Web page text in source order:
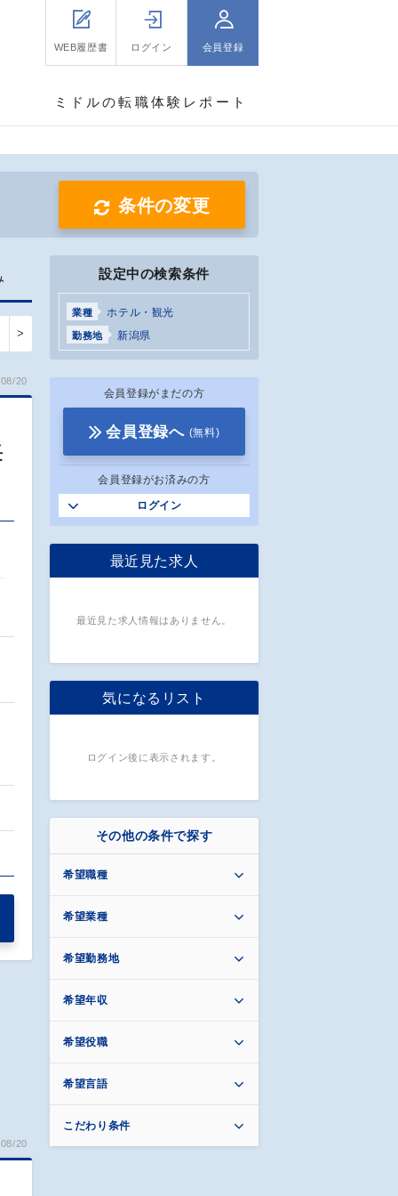
WEB履歴書 ログイン 会員登録
ミドルの転職体験レポート
条件の変更
>
20
20
設定中の検索条件
業種 ホテル・観光
勤務地 新潟県
会員登録がまだの方
会員登録へ (無料)
会員登録がお済みの方
ログイン
最近見た求人
最近見た求人情報はありません。
気になるリスト
ログイン後に表示されます。
その他の条件で探す
希望職種
希望業種
希望勤務地
希望年収
希望役職
希望言語
こだわり条件